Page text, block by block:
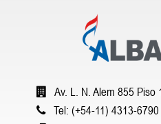
Av. L. N. Alem 855 Piso
Tel: (+54-11) 4313-6790